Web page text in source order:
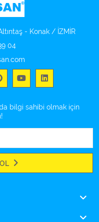
- Konak / İZMİR
04
bilgi sahibi olmak için